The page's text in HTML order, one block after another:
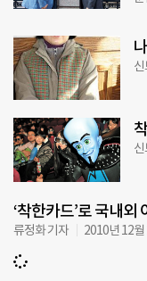
‘착한카드’로 국내
류정화 기자 2010년 12월